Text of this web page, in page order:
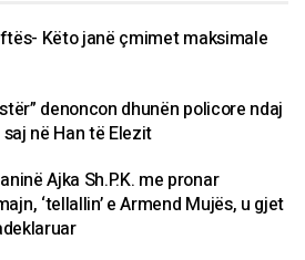
Këto janë çmimet maksimale
denoncon dhunën policore ndaj
në Han të Elezit
Ajka Sh.P.K. me pronar
‘tellallin’ e Armend Mujës, u gjet